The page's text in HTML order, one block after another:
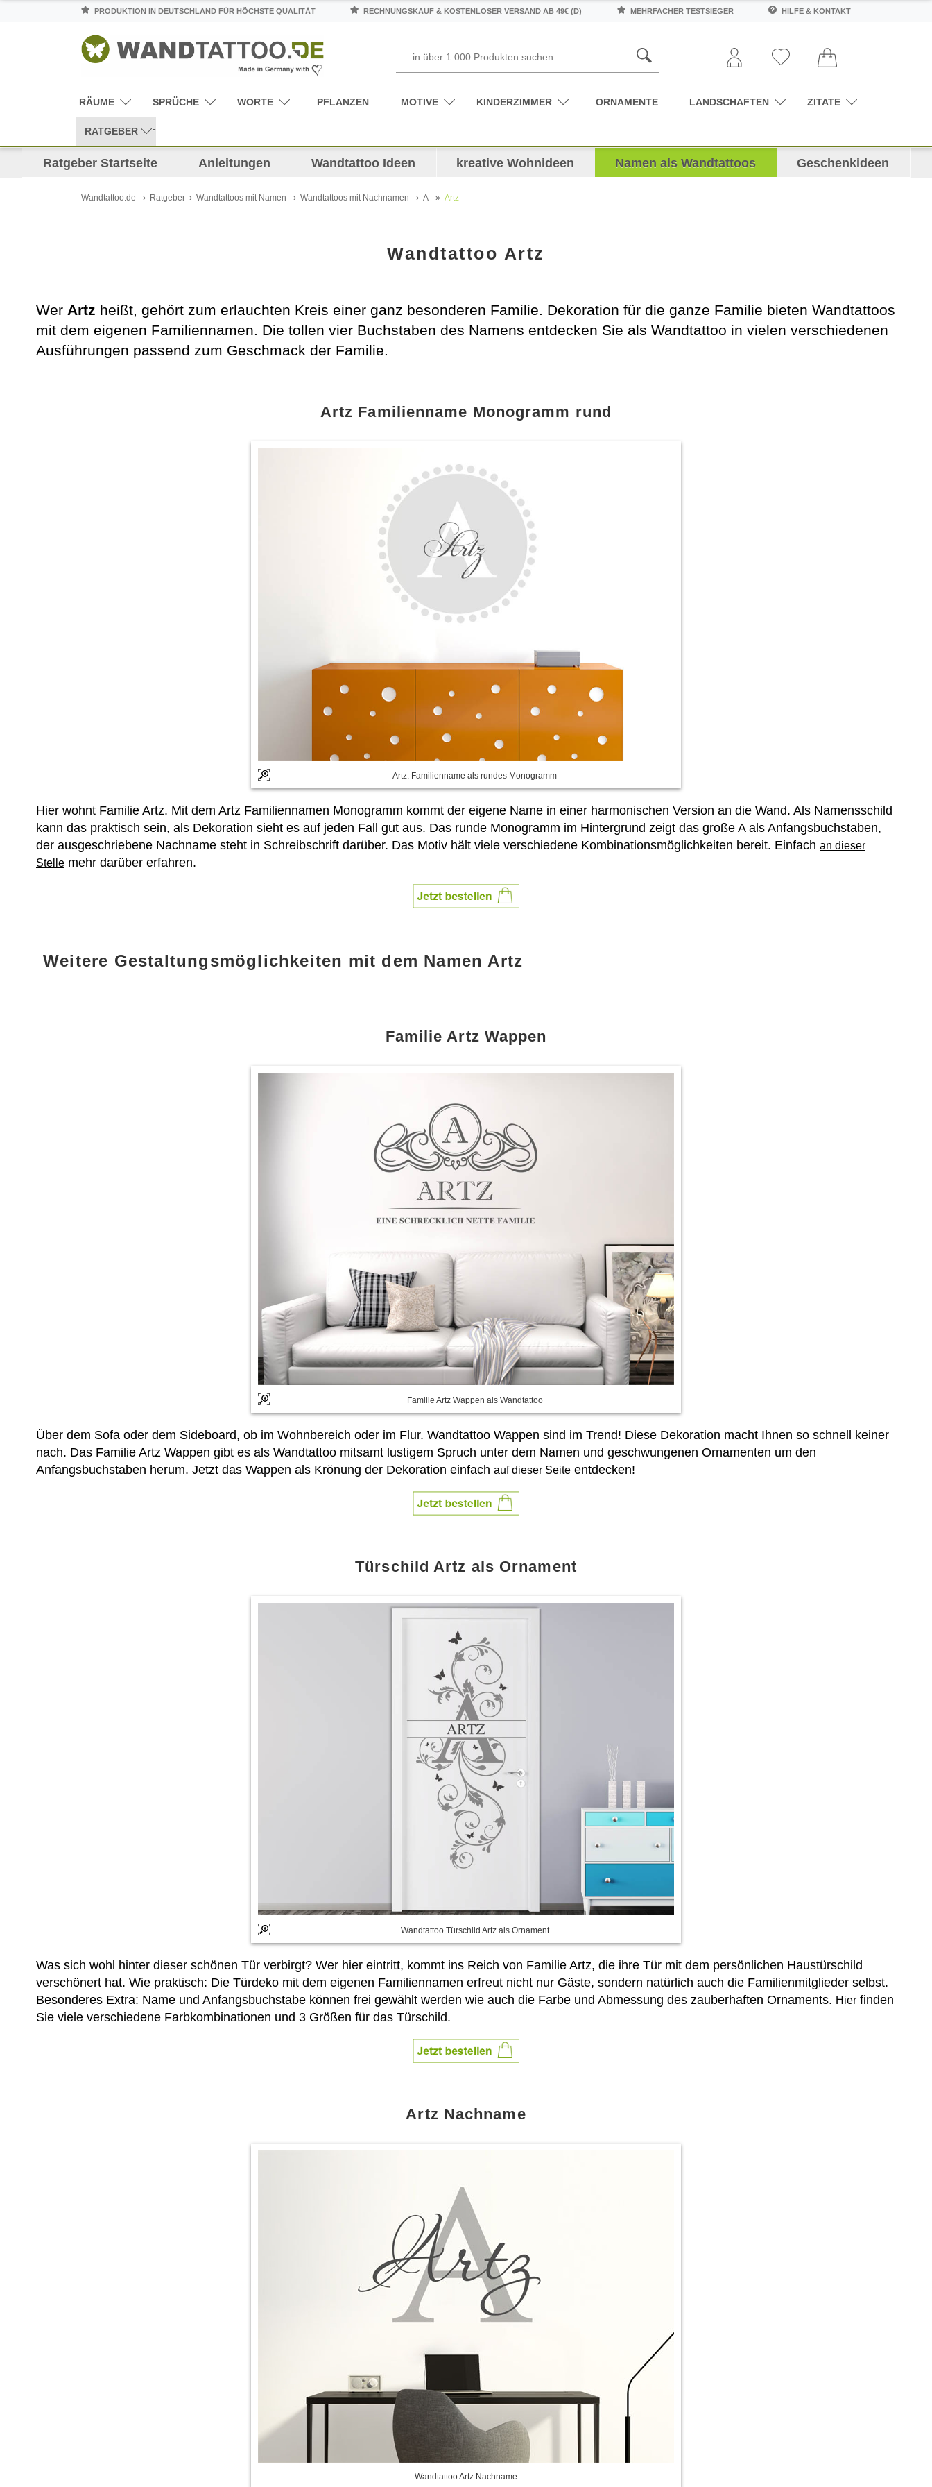
PRODUKTION IN DEUTSCHLAND FÜR HÖCHSTE QUALITÄT RECHNUNGSKAUF & KOSTENLOSER VERSAND AB 49€ (D) MEHRFACHER TESTSIEGER HILFE & KONTAKT
RÄUME SPRÜCHE WORTE PFLANZEN MOTIVE KINDERZIMMER ORNAMENTE LANDSCHAFTEN ZITATE
RATGEBER
Ratgeber Startseite Anleitungen Wandtattoo Ideen kreative Wohnideen Namen als Wandtattoos Geschenkideen
Wandtattoo.de Ratgeber Wandtattoos mit Namen Wandtattoos mit Nachnamen A Artz
Wandtattoo Artz
Wer Artz heißt, gehört zum erlauchten Kreis einer ganz besonderen Familie. Dekoration für die ganze Familie bieten Wandtattoos
mit dem eigenen Familiennamen. Die tollen vier Buchstaben des Namens entdecken Sie als Wandtattoo in vielen verschiedenen
Ausführungen passend zum Geschmack der Familie.
Artz Familienname Monogramm rund
Artz: Familienname als rundes Monogramm
Hier wohnt Familie Artz. Mit dem Artz Familiennamen Monogramm kommt der eigene Name in einer harmonischen Version an die Wand. Als Namensschild
kann das praktisch sein, als Dekoration sieht es auf jeden Fall gut aus. Das runde Monogramm im Hintergrund zeigt das große A als Anfangsbuchstaben,
der ausgeschriebene Nachname steht in Schreibschrift darüber. Das Motiv hält viele verschiedene Kombinationsmöglichkeiten bereit. Einfach an dieser
Stelle mehr darüber erfahren.
Weitere Gestaltungsmöglichkeiten mit dem Namen Artz
Familie Artz Wappen
Familie Artz Wappen als Wandtattoo
Über dem Sofa oder dem Sideboard, ob im Wohnbereich oder im Flur. Wandtattoo Wappen sind im Trend! Diese Dekoration macht Ihnen so schnell keiner
nach. Das Familie Artz Wappen gibt es als Wandtattoo mitsamt lustigem Spruch unter dem Namen und geschwungenen Ornamenten um den
Anfangsbuchstaben herum. Jetzt das Wappen als Krönung der Dekoration einfach auf dieser Seite entdecken!
Türschild Artz als Ornament
Wandtattoo Türschild Artz als Ornament
Was sich wohl hinter dieser schönen Tür verbirgt? Wer hier eintritt, kommt ins Reich von Familie Artz, die ihre Tür mit dem persönlichen Haustürschild
verschönert hat. Wie praktisch: Die Türdeko mit dem eigenen Familiennamen erfreut nicht nur Gäste, sondern natürlich auch die Familienmitglieder selbst.
Besonderes Extra: Name und Anfangsbuchstabe können frei gewählt werden wie auch die Farbe und Abmessung des zauberhaften Ornaments. Hier finden
Sie viele verschiedene Farbkombinationen und 3 Größen für das Türschild.
Artz Nachname
Wandtattoo Artz Nachname